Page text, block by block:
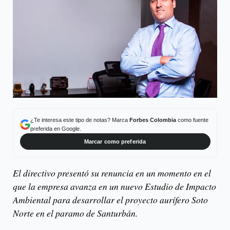
¿Te interesa este tipo de notas? Marca Forbes Colombiacomo fuente
preferida en Google.
Marcar como preferida
El directivo presentó su renuncia en un momento en el
que la empresa avanza en un nuevo Estudio de Impacto
Ambiental para desarrollar el proyecto aurífero Soto
Norte en el paramo de Santurbán.